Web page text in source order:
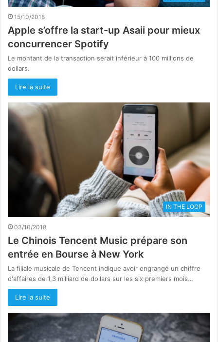
15/10/2018
Apple s’offre la start-up Asaii pour mieux
concurrencer Spotify
Le montant de la transaction serait inférieur à 100 millions de
dollars.
Lire la suite
IN THE LOOP
03/10/2018
Le Chinois Tencent Music prépare son
entrée en Bourse à New York
La filiale musicale de Tencent indique avoir engrangé un chiffre
d'affaires de 1,3 milliard de dollars sur les six premiers mois…
Lire la suite